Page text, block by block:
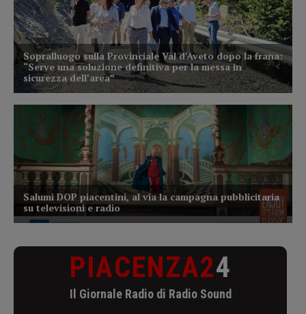
PIACENZA24
Il Giornale Radio di Radio Sound